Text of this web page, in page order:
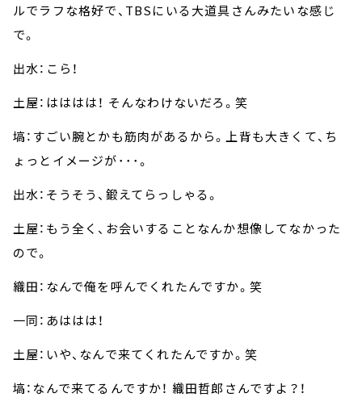
ルでラフな格好で、TBSにいる大道具さんみたいな感じ
で。
出水：こら！
土屋：はははは！ そんなわけないだろ。笑
塙：すごい腕とかも筋肉があるから。上背も大きくて、ち
ょっとイメージが･･･。
出水：そうそう、鍛えてらっしゃる。
土屋：もう全く、お会いすることなんか想像してなかった
ので。
織田：なんで俺を呼んでくれたんですか。笑
一同：あははは！
土屋：いや、なんで来てくれたんですか。笑
塙：なんで来てるんですか！ 織田哲郎さんですよ？！